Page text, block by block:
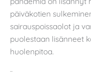
päiväkotien
sairauspoissaolot ja
puolestaan lisänneet
huolenpitoa.